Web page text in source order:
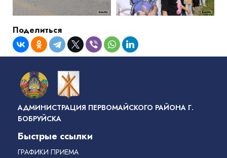
Поделиться
АДМИНИСТРАЦИЯ ПЕРВОМАЙСКОГО РАЙОНА Г.
БОБРУЙСКА
Быстрые ссылки
ГРАФИКИ ПРИЕМА